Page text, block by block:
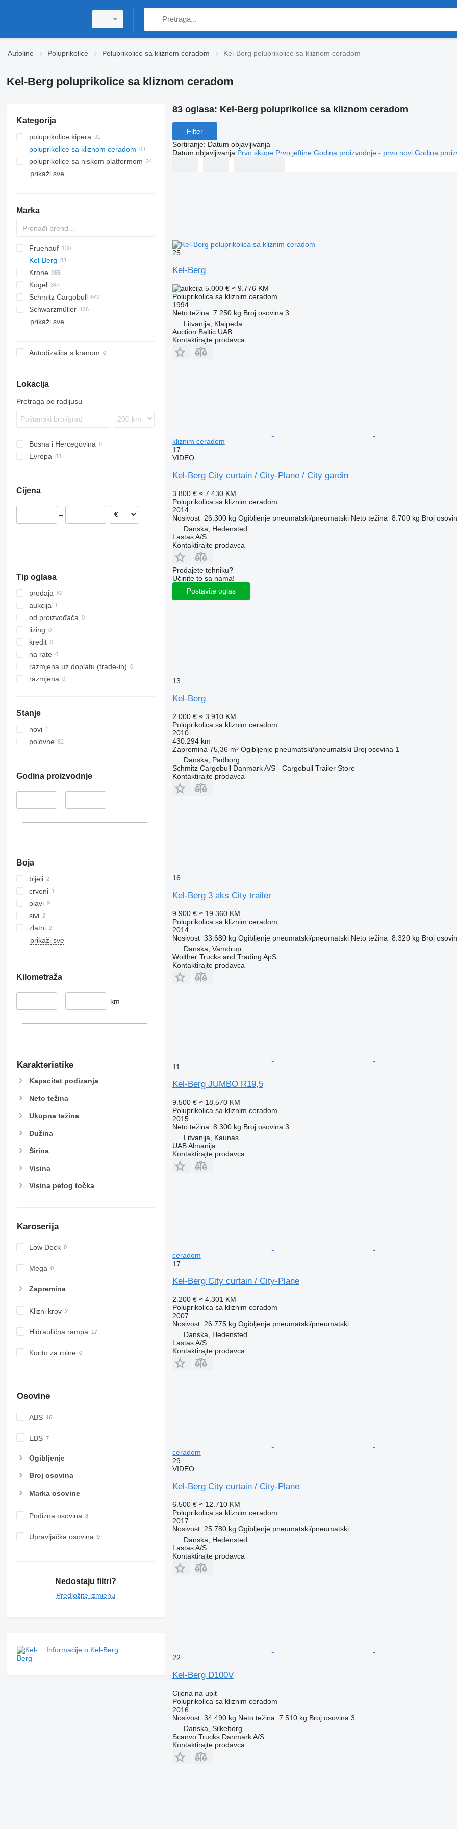
Autoline Poluprikolice Poluprikolice sa kliznom ceradom Kel-Berg poluprikolice sa kliznom ceradom
Kel-Berg poluprikolice sa kliznom ceradom
Kategorija
poluprikolice kipera
poluprikolice sa kliznom ceradom
poluprikolice sa niskom platformom
prikaži sve
Marka
PS
SAPL
NN
TSAA
BPO
TXA
MAX
SDS
SZS
FLO
Fruehauf
Oplegger
TX
DRO
SDS-H
HSA
TO
Kel-Berg
D-series
S-series
T-series
SP
Krone
Mega Liner
Profi Liner
SD
SDP
XS
Kögel
S 24
SN
ZK
0-3
O-3
LTP
SR
MPG
MPS
ONCR
S-series
ET3
SXD
T-series
NV
SCT
NS
ROC
Kaiser
S-series
Mega
S338
ST
Schmitz Cargobull
KO
MEGA
SKO
Schwarzmüller
S1
KP
TO
SP
A-series
NS
prikaži sve
Autodizalica s kranom
Lokacija
Pretraga po radijusu
Bosna i Hercegovina
Evropa
Poljska
Cijena
–
Tip oglasa
prodaja
aukcija
od proizvođača
lizing
kredit
na rate
razmjena uz doplatu (trade-in)
razmjena
Stanje
novi
polovne
Godina proizvodnje
–
Boja
bijeli
crveni
plavi
sivi
zlatni
prikaži sve
Kilometraža
– km
Karakteristike
Kapacitet podizanja
Neto težina
Ukupna težina
Dužina
Širina
Visina
Visina petog točka
Karoserija
Low Deck
Mega
Zapremina
Klizni krov
Hidraulična rampa
Korito za rolne
Osovine
ABS
EBS
Ogibljenje
Broj osovina
Marka osovine
Podizna osovina
Upravljačka osovina
Nedostaju filtri?
Predložite izmjenu
Informacije o Kel-Berg
83 oglasa: Kel-Berg poluprikolice sa kliznom ceradom
Filter
Sortiranje: Datum objavljivanja
Datum objavljivanja Prvo skupe Prvo jeftine Godina proizvodnje - prvo novi Godina
25
Kel-Berg
5.000 € ≈ 9.776 KM
Poluprikolica sa kliznim ceradom
1994
Neto težina 7.250 kg Broj osovina 3
Litvanija, Klaipėda
Auction Baltic UAB
Kontaktirajte prodavca
kliznim ceradom
17
VIDEO
Kel-Berg City curtain / City-Plane / City gardin
3.800 € ≈ 7.430 KM
Poluprikolica sa kliznim ceradom
2014
Nosivost 26.300 kg Ogibljenje pneumatski/pneumatski Neto težina 8.700 kg Broj
Danska, Hedensted
Lastas A/S
Kontaktirajte prodavca
Prodajete tehniku?
Učinite to sa nama!
Postavite oglas
13
Kel-Berg
2.000 € ≈ 3.910 KM
Poluprikolica sa kliznim ceradom
2010
430.294 km
Zapremina 75,36 m³ Ogibljenje pneumatski/pneumatski Broj osovina 1
Danska, Padborg
Schmitz Cargobull Danmark A/S - Cargobull Trailer Store
Kontaktirajte prodavca
16
Kel-Berg 3 aks City trailer
9.900 € ≈ 19.360 KM
Poluprikolica sa kliznim ceradom
2014
Nosivost 33.680 kg Ogibljenje pneumatski/pneumatski Neto težina 8.320 kg Broj
Danska, Vamdrup
Wolther Trucks and Trading ApS
Kontaktirajte prodavca
11
Kel-Berg JUMBO R19,5
9.500 € ≈ 18.570 KM
Poluprikolica sa kliznim ceradom
2015
Neto težina 8.300 kg Broj osovina 3
Litvanija, Kaunas
UAB Almanija
Kontaktirajte prodavca
ceradom
17
Kel-Berg City curtain / City-Plane
2.200 € ≈ 4.301 KM
Poluprikolica sa kliznim ceradom
2007
Nosivost 26.775 kg Ogibljenje pneumatski/pneumatski
Danska, Hedensted
Lastas A/S
Kontaktirajte prodavca
ceradom
29
VIDEO
Kel-Berg City curtain / City-Plane
6.500 € ≈ 12.710 KM
Poluprikolica sa kliznim ceradom
2017
Nosivost 25.780 kg Ogibljenje pneumatski/pneumatski
Danska, Hedensted
Lastas A/S
Kontaktirajte prodavca
22
Kel-Berg D100V
Cijena na upit
Poluprikolica sa kliznim ceradom
2016
Nosivost 34.490 kg Neto težina 7.510 kg Broj osovina 3
Danska, Silkeborg
Scanvo Trucks Danmark A/S
Kontaktirajte prodavca